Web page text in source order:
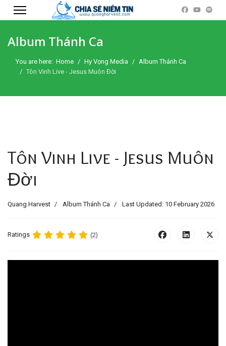
Album Thánh Ca
You are here: Home Hy Vọng Media
Album Thánh Ca
Tôn Vinh Live - Jesus Muôn Đời
Tôn Vinh Live - Jesus Muôn
Đời
Quang Harvest Album Thánh Ca Last Updated: 10 February 2026
Ratings (2)